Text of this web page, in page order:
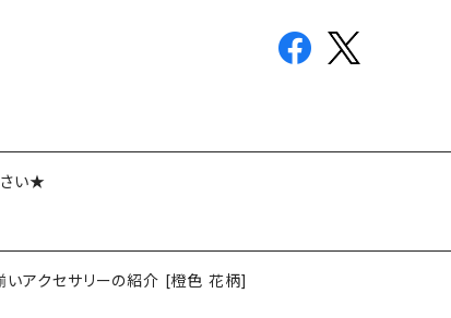
い★
いアクセサリーの紹介 [橙色 花柄]